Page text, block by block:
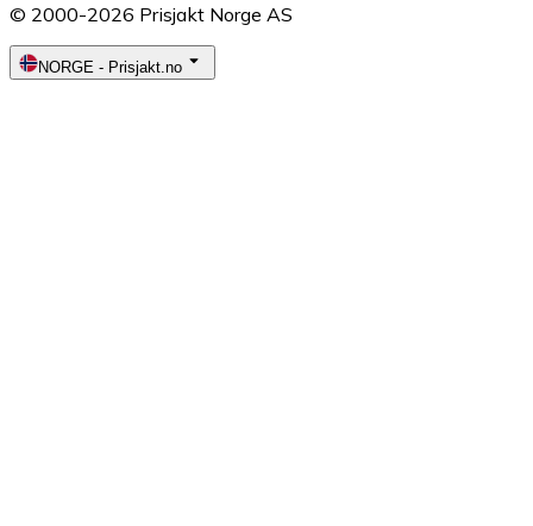
© 2000-2026 Prisjakt Norge AS
NORGE - Prisjakt.no